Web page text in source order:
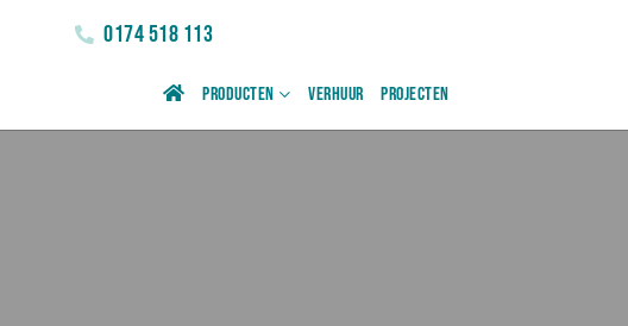
0174 518 113
Producten Verhuur Projecten